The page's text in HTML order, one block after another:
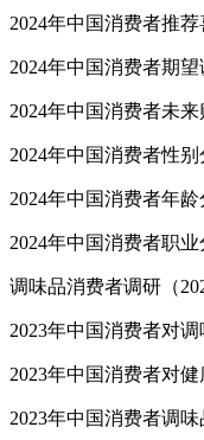
2024年中国消费者推
2024年中国消费者期
2024年中国消费者未
2024年中国消费者性别
2024年中国消费者年龄
2024年中国消费者职业
调味品消费者调研（
2023年中国消费者对
2023年中国消费者对
2023年中国消费者调